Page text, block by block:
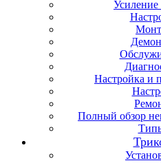
Усиление
Настройка и
Полный обзор